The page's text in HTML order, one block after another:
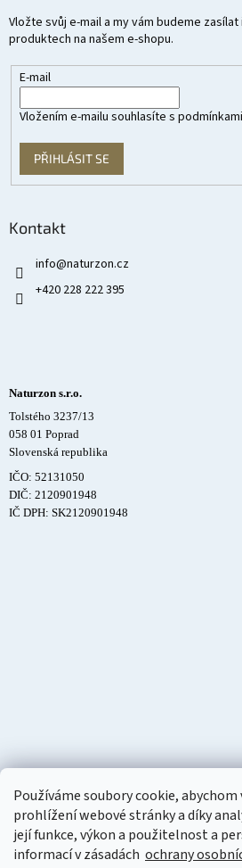
Používáme soubory cookie,
prohlížení webové stránky a díky
její funkce, výkon a použitelnost a
informací v zásadách ochrany
Vložte svůj e-mail a my vám budeme
produktech na našem e-shopu.
E-mail
Vložením e-mailu souhlasíte s
PŘIHLÁSIT SE
Kontakt
info@naturzon.cz
+420 228 222 395
Naturzon s.r.o.
Tolstého 3237/13
058 01 Poprad
Slovenská republika
IČO: 52131050
DIČ: 2120901948
IČ DPH: SK2120901948